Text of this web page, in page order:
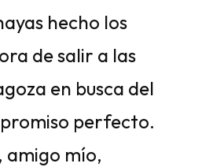
hecho los
de salir a las
en busca del
perfecto.
amigo mío,